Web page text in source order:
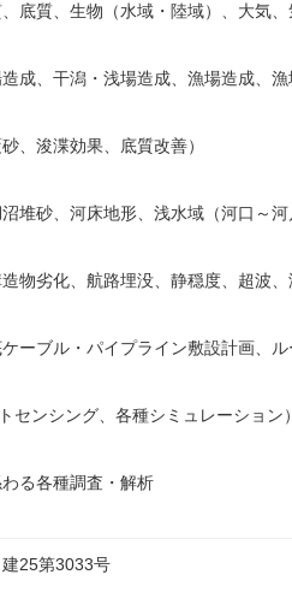
底質、生物（水域・陸域）、大気、
成、干潟・浅場造成、漁場造成、漁
、浚渫効果、底質改善）
堆砂、河床地形、浅水域（河口～
物劣化、航路埋没、静穏度、超波、
ーブル・パイプライン敷設計画、ル
ンシング、各種シミュレーション）
る各種調査・解析
25第3033号